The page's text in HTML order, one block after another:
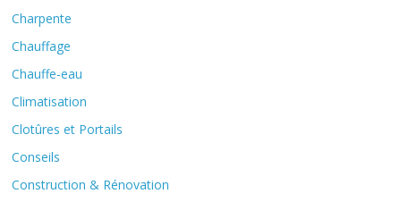
Charpente
Chauffage
Chauffe-eau
Climatisation
Clotûres et Portails
Conseils
Construction & Rénovation